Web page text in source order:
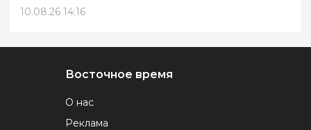
10.08.26 14:16
Восточное время
О нас
Реклама